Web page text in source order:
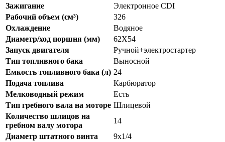
Зажигание
Электронное CDI
Рабочий объем (см³)
326
Охлаждение
Водяное
Диаметр/ход поршня (мм)
62X54
Запуск двигателя
Ручной+электростартер
Тип топливного бака
Выносной
Емкость топливного бака (л) 24
Подача топлива
Карбюратор
Мелководный режим
Есть
Тип гребного вала на моторе Шлицевой
Количество шлицов на
гребном валу мотора
14
Диаметр штатного винта
9х1/4